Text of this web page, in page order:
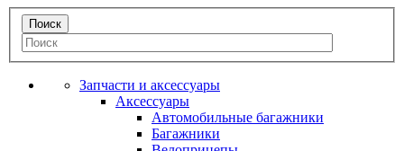
Запчасти и аксессуары
Аксессуары
Автомобильные багажники
Багажники